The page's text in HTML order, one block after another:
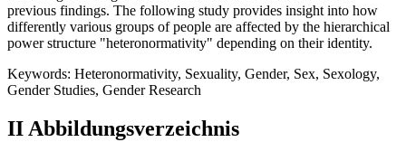
previous findings. The following study provides insight into how
differently various groups of people are affected by the hierarchical
power structure "heteronormativity" depending on their identity.
Keywords: Heteronormativity, Sexuality, Gender, Sex, Sexology,
Gender Studies, Gender Research
II Abbildungsverzeichnis